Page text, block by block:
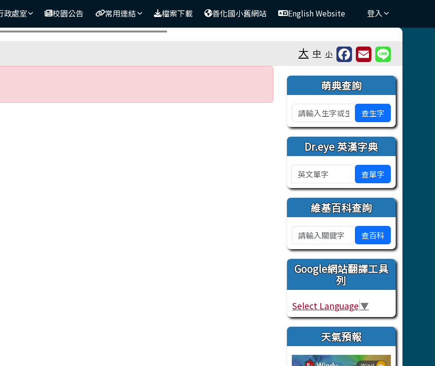
政處室 校園公告 常用連結 檔案下載 善化國小舊網站 English Website 登入
⏸
大 中 小
右邊區域內容
萌典查詢
查生字
Dr.eye 英漢字典
英文單字 查單字
維基百科查詢
查百科
Google網站翻譯工具
列
Select Language ▼
天氣預報